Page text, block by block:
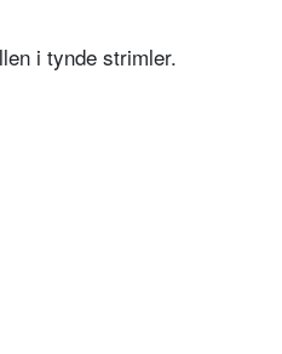
i tynde strimler.